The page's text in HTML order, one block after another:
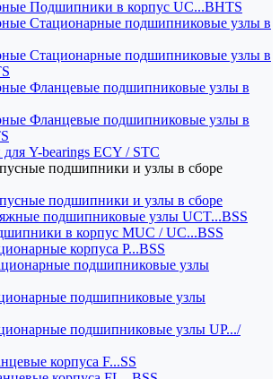
Подшипники в корпус UC...BHTS
Стационарные подшипниковые узлы в
Стационарные подшипниковые узлы в
Фланцевые подшипниковые узлы в
Фланцевые подшипниковые узлы в
Y-bearings ECY / STC
подшипники и узлы в сборе
подшипники и узлы в сборе
подшипниковые узлы UCT...BSS
в корпус MUC / UC...BSS
корпуса P...BSS
подшипниковые узлы
подшипниковые узлы
подшипниковые узлы UP.../
корпуса F...SS